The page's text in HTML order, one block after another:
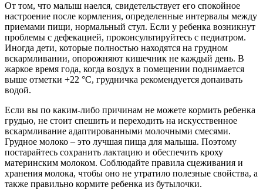
От том, что малыш наелся, свидетельствует его спокойное
настроение после кормления, определенные интервалы между
приемами пищи, нормальный стул. Если у ребенка возникнут
проблемы с дефекацией, проконсультируйтесь с педиатром.
Иногда дети, которые полностью находятся на грудном
вскармливании, опорожняют кишечник не каждый день. В
жаркое время года, когда воздух в помещении поднимается
выше отметки +22 °С, грудничка рекомендуется допаивать
водой.
Если вы по каким-либо причинам не можете кормить ребенка
грудью, не стоит спешить и переходить на искусственное
вскармливание адаптированными молочными смесями.
Грудное молоко – это лучшая пища для малыша. Поэтому
постарайтесь сохранить лактацию и обеспечить кроху
материнским молоком. Соблюдайте правила сцеживания и
хранения молока, чтобы оно не утратило полезные свойства, а
также правильно кормите ребенка из бутылочки.